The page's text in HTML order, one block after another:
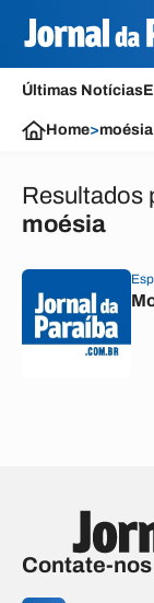
Últimas Notícias
Home>moésia
Resultados
moésia
Contate-nos